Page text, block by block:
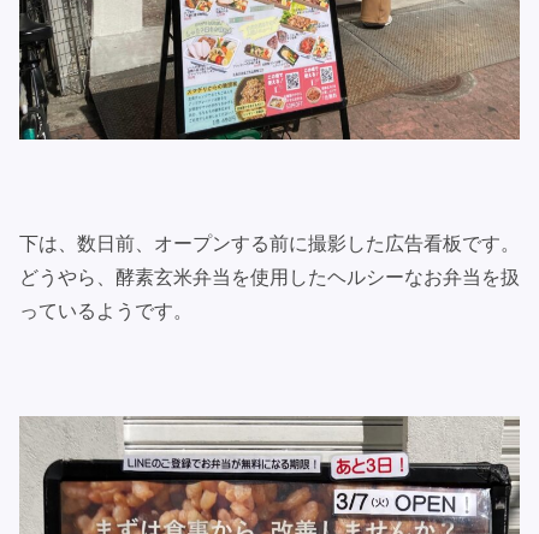
下は、数日前、オープンする前に撮影した広告看板です。
どうやら、酵素玄米弁当を使用したヘルシーなお弁当を扱
っているようです。